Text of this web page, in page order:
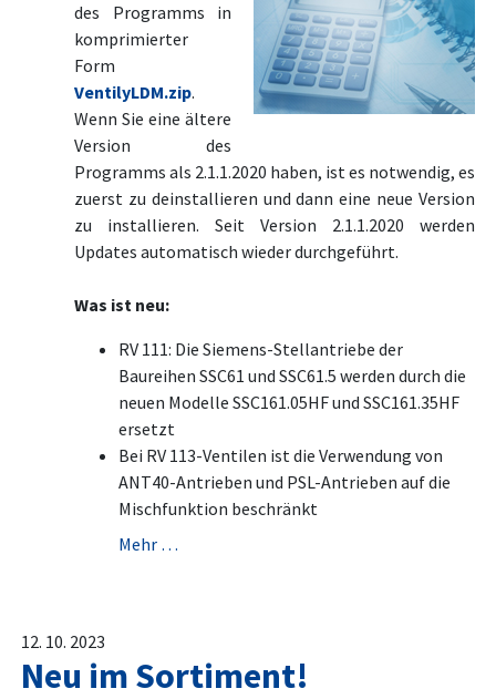
des Programms in
komprimierter
Form
VentilyLDM.zip.
Wenn Sie eine ältere
Version des
Programms als 2.1.1.2020 haben, ist es notwendig, es
zuerst zu deinstallieren und dann eine neue Version
zu installieren. Seit Version 2.1.1.2020 werden
Updates automatisch wieder durchgeführt.
Was ist neu:
RV 111: Die Siemens-Stellantriebe der
Baureihen SSC61 und SSC61.5 werden durch die
neuen Modelle SSC161.05HF und SSC161.35HF
ersetzt
Bei RV 113-Ventilen ist die Verwendung von
ANT40-Antrieben und PSL-Antrieben auf die
Mischfunktion beschränkt
Mehr …
12. 10. 2023
Neu im Sortiment!